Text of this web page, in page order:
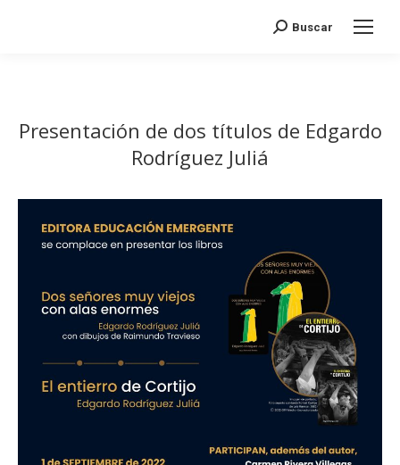
Search:
Buscar
Presentación de dos títulos de Edgardo
Rodríguez Juliá